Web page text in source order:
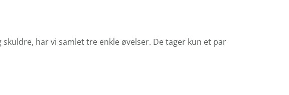
har vi samlet tre enkle øvelser. De tager kun et par